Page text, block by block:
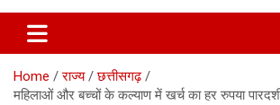
Home राज्य
छत्तीसगढ़
महिलाओं और बच्चों के कल्याण में खर्च का हर रुपया